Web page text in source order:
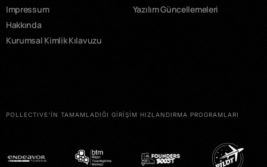
Impressum
Hakkında
Kurumsal Kimlik Kılavuzu
Yazılım Güncellemeleri
POLLECTIVE'İN TAMAMLADIĞI GİRİŞİM HIZLANDIRMA PROGRAMLARI